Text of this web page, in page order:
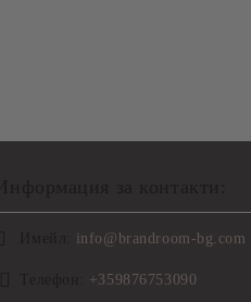
info@brandroom-bg.com
+359876753090